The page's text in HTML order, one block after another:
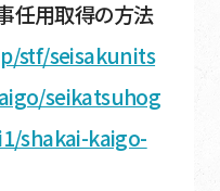
任用取得の方法
stf/seisakunits
seikatsuhog
shakai-kaigo-